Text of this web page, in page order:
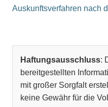
Auskunftsverfahren nach
Haftungsausschluss:
bereitgestellten
mit großer Sorgfalt
keine Gewähr für die